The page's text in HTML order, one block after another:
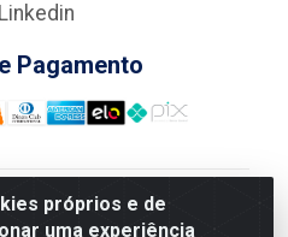
próprios e de
uma experiência
Linkedin
Pagamento
de Construção LTDA
- Vila Da Penha, Rio de